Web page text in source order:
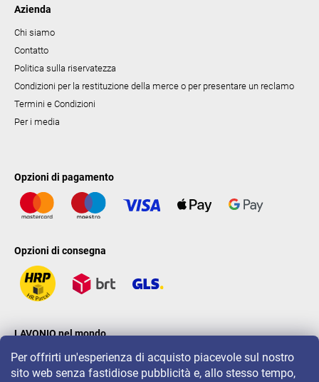
Per offrirti un'esperienza di acquisto piacevole sul nostro
sito web senza fastidiose pubblicità e, allo stesso tempo,
Azienda
Chi siamo
Contatto
Politica sulla riservatezza
Condizioni per la restituzione della merce o per presentare un reclamo
Termini e Condizioni
Per i media
Opzioni di pagamento
Opzioni di consegna
LAVONIO nel mondo